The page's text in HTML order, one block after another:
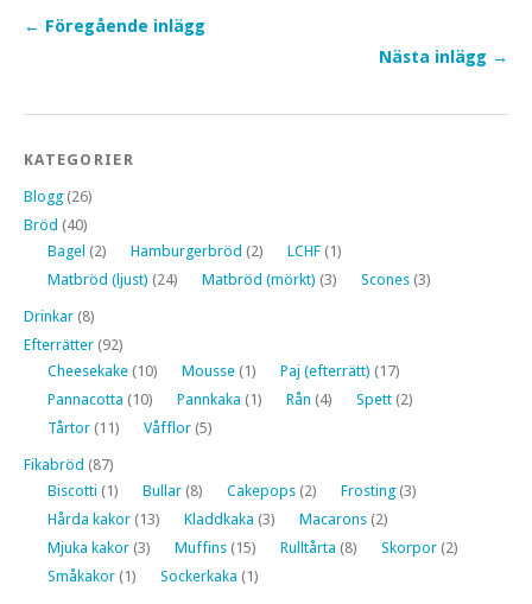
← Föregående inlägg
Nästa inlägg →
KATEGORIER
Blogg (26)
Bröd (40)
Bagel (2) Hamburgerbröd (2) LCHF (1)
Matbröd (ljust) (24) Matbröd (mörkt) (3) Scones (3)
Drinkar (8)
Efterrätter (92)
Cheesekake (10) Mousse (1) Paj (efterrätt) (17)
Pannacotta (10) Pannkaka (1) Rån (4) Spett (2)
Tårtor (11) Våfflor (5)
Fikabröd (87)
Biscotti (1) Bullar (8) Cakepops (2) Frosting (3)
Hårda kakor (13) Kladdkaka (3) Macarons (2)
Mjuka kakor (3) Muffins (15) Rulltårta (8) Skorpor (2)
Småkakor (1) Sockerkaka (1)